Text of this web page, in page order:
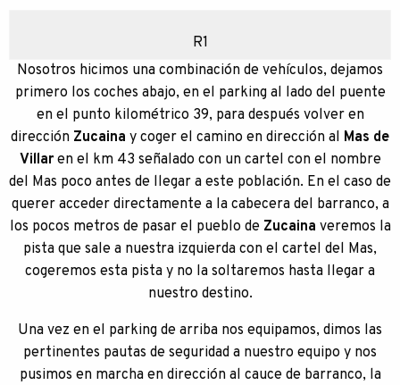
R1
Nosotros hicimos una combinación de vehículos, dejamos
primero los coches abajo, en el parking al lado del puente
en el punto kilométrico 39, para después volver en
dirección Zucaina y coger el camino en dirección al Mas de
Villaren el km 43 señalado con un cartel con el nombre
del Mas poco antes de llegar a este población. En el caso de
querer acceder directamente a la cabecera del barranco, a
los pocos metros de pasar el pueblo de Zucaina veremos la
pista que sale a nuestra izquierda con el cartel del Mas,
cogeremos esta pista y no la soltaremos hasta llegar a
nuestro destino.
Una vez en el parking de arriba nos equipamos, dimos las
pertinentes pautas de seguridad a nuestro equipo y nos
pusimos en marcha en dirección al cauce de barranco, la